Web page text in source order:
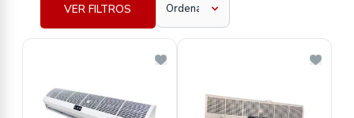
VER FILTROS